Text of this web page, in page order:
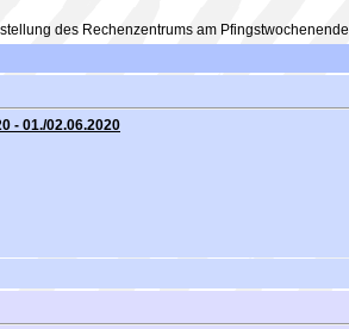
des Rechenzentrums am Pfingstwochenende
- 01./02.06.2020